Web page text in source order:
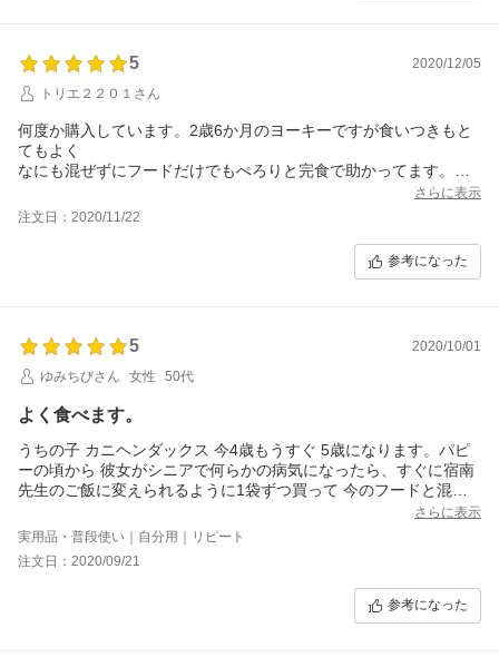
5
2020/12/05
トリエ２２０１さん
何度か購入しています。2歳6か月のヨーキーですが食いつきもと
てもよく
なにも混ぜずにフードだけでもぺろりと完食で助かってます。
関節にきいているかは8か月くらい試してくださいとのことなので
まだ結果は出ていませんが
さらに表示
注文日：2020/11/22
参考になった
5
2020/10/01
ゆみちびさん
女性 50代
よく食べます。
うちの子 カニヘンダックス 今4歳もうすぐ 5歳になります。パピ
ーの頃から 彼女がシニアで何らかの病気になったら、すぐに宿南
先生のご飯に変えられるように1袋ずつ買って 今のフードと混ぜ
て与えています。ダックスの持病 椎間板のフードは 数回買ってま
すがよく食べます。前の子が心臓病で亡くなったので こちらも食
べさせたい。肝臓のフードは うんちが柔らかいので少し掃除に困
りますね。何しろ シニア世代に頼りにしたいフードです。
さらに表示
実用品・普段使い｜自分用｜リピート
注文日：2020/09/21
参考になった